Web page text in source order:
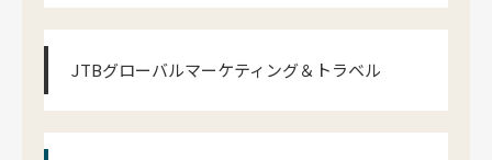
JTBグローバルマーケティング＆トラベル